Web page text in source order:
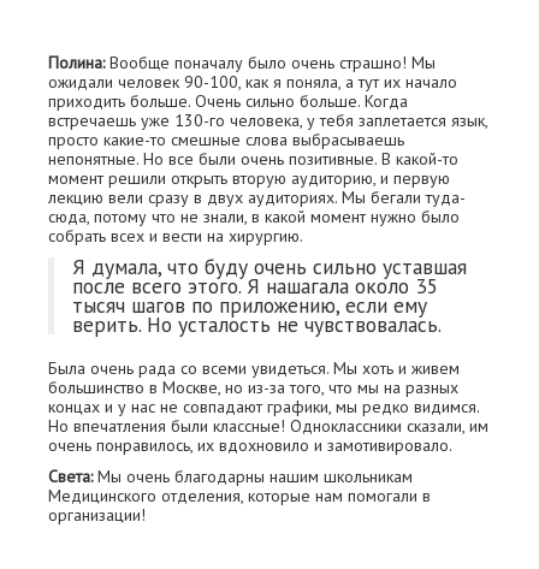
Полина:Вообще поначалу было очень страшно! Мы
ожидали человек 90-100, как я поняла, а тут их начало
приходить больше. Очень сильно больше. Когда
встречаешь уже 130-го человека, у тебя заплетается язык,
просто какие-то смешные слова выбрасываешь
непонятные. Но все были очень позитивные. В какой-то
момент решили открыть вторую аудиторию, и первую
лекцию вели сразу в двух аудиториях. Мы бегали туда-
сюда, потому что не знали, в какой момент нужно было
собрать всех и вести на хирургию.
Я думала, что буду очень сильно уставшая
после всего этого. Я нашагала около 35
тысяч шагов по приложению, если ему
верить. Но усталость не чувствовалась.
Была очень рада со всеми увидеться. Мы хоть и живем
большинство в Москве, но из-за того, что мы на разных
концах и у нас не совпадают графики, мы редко видимся.
Но впечатления были классные! Одноклассники сказали, им
очень понравилось, их вдохновило и замотивировало.
Света:Мы очень благодарны нашим школьникам
Медицинского отделения, которые нам помогали в
организации!